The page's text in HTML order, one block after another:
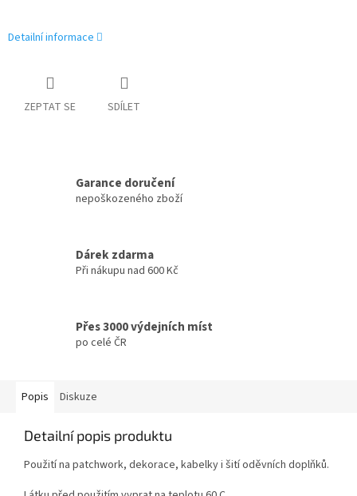
Detailní informace
ZEPTAT SE SDÍLET
Garance doručení
nepoškozeného zboží
Dárek zdarma
Při nákupu nad 600 Kč
Přes 3000 výdejních míst
po celé ČR
Popis Diskuze
Detailní popis produktu
Použití na patchwork, dekorace, kabelky i šití oděvních doplňků.